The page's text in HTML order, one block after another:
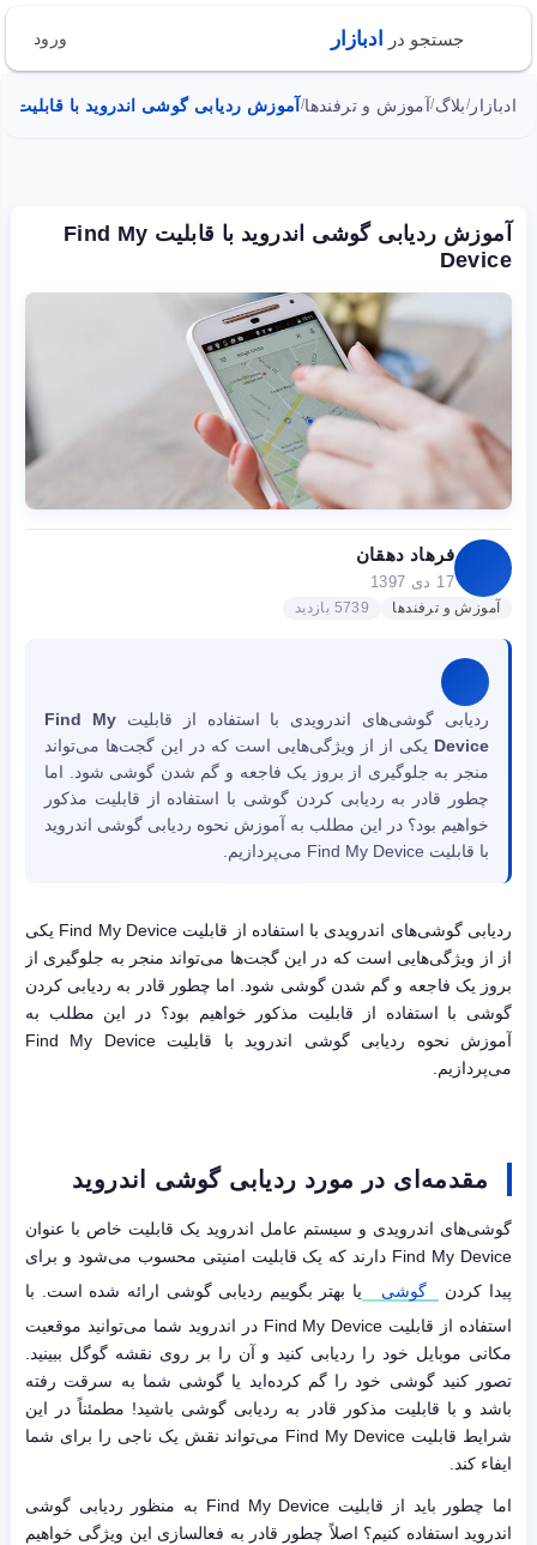
جستجو در ادبازار ورود
ادبازار /بلاگ/آموزش و ترفندها/آموزش ردیابی گوشی اندروید با قابلیت Find My Device
آموزش ردیابی گوشی اندروید با قابلیت Find My
Device
فرهاد دهقان
17 دی 1397
آموزش و ترفندها 5739 بازدید
ردیابی گوشی‌های اندرویدی با استفاده از قابلیتFind My
Device یکی از از ویژگی‌هایی است که در این گجت‌ها می‌تواند
منجر به جلوگیری از بروز یک فاجعه و گم شدن گوشی شود. اما
چطور قادر به ردیابی کردن گوشی با استفاده از قابلیت مذکور
خواهیم بود؟ در این مطلب به آموزش نحوه ردیابی گوشی اندروید
با قابلیت Find My Device می‌پردازیم.
ردیابی گوشی‌های اندرویدی با استفاده از قابلیت Find My Device یکی
از از ویژگی‌هایی است که در این گجت‌ها می‌تواند منجر به جلوگیری از
بروز یک فاجعه و گم شدن گوشی شود. اما چطور قادر به ردیابی کردن
گوشی با استفاده از قابلیت مذکور خواهیم بود؟ در این مطلب به
آموزش نحوه ردیابی گوشی اندروید با قابلیت Find My Device
می‌پردازیم.
مقدمه‌ای در مورد ردیابی گوشی اندروید
گوشی‌های اندرویدی و سیستم عامل اندروید یک قابلیت خاص با عنوان
Find My Device دارند که یک قابلیت امنیتی محسوب می‌شود و برای
پیدا کردن
گوشی
یا بهتر بگوییم ردیابی گوشی ارائه شده است. با
استفاده از قابلیت Find My Device در اندروید شما می‌توانید موقعیت
مکانی موبایل خود را ردیابی کنید و آن را بر روی نقشه گوگل ببینید.
تصور کنید گوشی خود را گم کرده‌اید یا گوشی شما به سرقت رفته
باشد و با قابلیت مذکور قادر به ردیابی گوشی باشید! مطمئناً در این
شرایط قابلیت Find My Device می‌تواند نقش یک ناجی را برای شما
ایفاء کند.
اما چطور باید از قابلیت Find My Device به منظور ردیابی گوشی
اندروید استفاده کنیم؟ اصلاً چطور قادر به فعالسازی این ویژگی خواهیم